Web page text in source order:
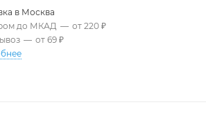
в Москва
до МКАД — от 220 ₽
— от 69 ₽